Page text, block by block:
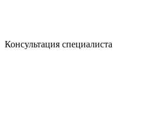
Консультация специалиста